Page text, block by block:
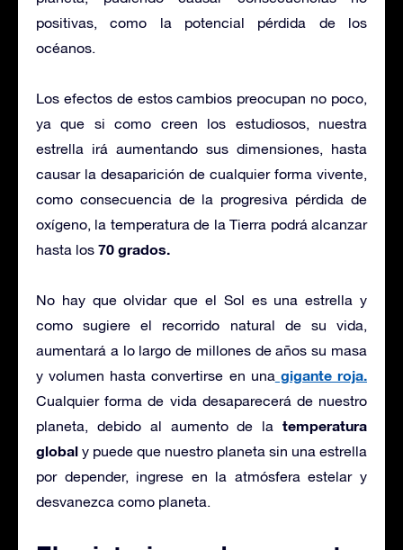
positivas, como la potencial pérdida de los
océanos.
Los efectos de estos cambios preocupan no poco,
ya que si como creen los estudiosos, nuestra
estrella irá aumentando sus dimensiones, hasta
causar la desaparición de cualquier forma vivente,
como consecuencia de la progresiva pérdida de
oxígeno, la temperatura de la Tierra podrá alcanzar
hasta los 70 grados.
No hay que olvidar que el Sol es una estrella y
como sugiere el recorrido natural de su vida,
aumentará a lo largo de millones de años su masa
y volumen hasta convertirse en una gigante roja.
Cualquier forma de vida desaparecerá de nuestro
planeta, debido al aumento de la temperatura
global y puede que nuestro planeta sin una estrella
por depender, ingrese en la atmósfera estelar y
desvanezca como planeta.